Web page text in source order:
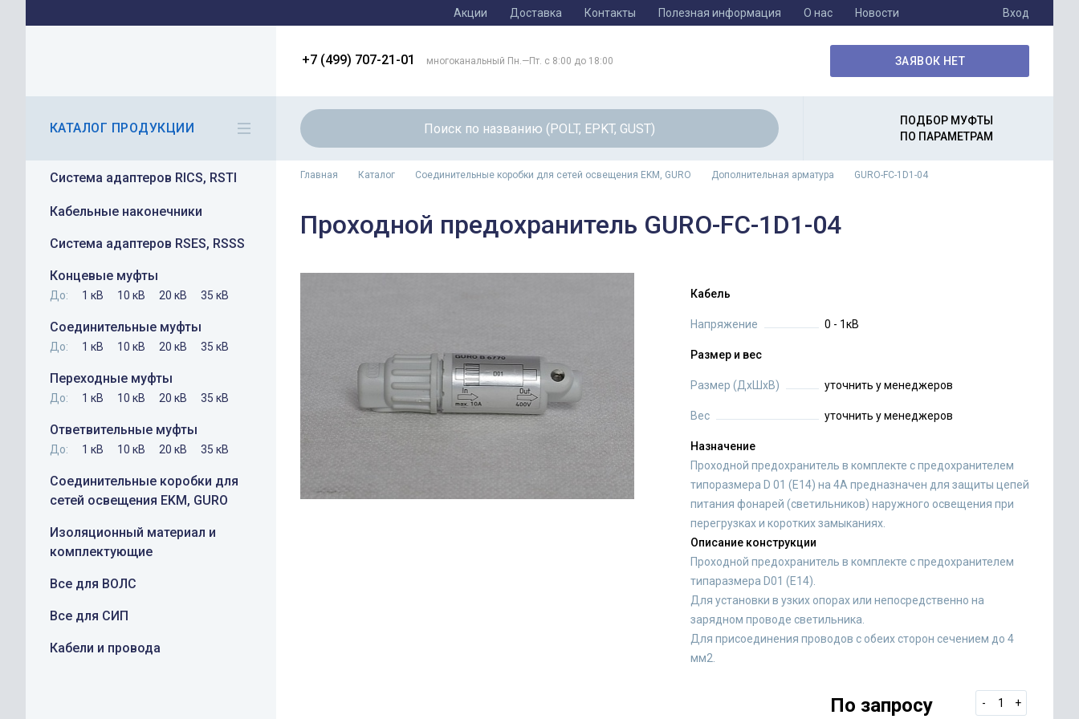
Акции Доставка Контакты Полезная информация О нас Новости Вход
+7 (499) 707-21-01 многоканальный Пн.—Пт. с 8:00 до 18:00 ЗАЯВОК НЕТ
КАТАЛОГ ПРОДУКЦИИ
Система адаптеров RICS, RSTI
Кабельные наконечники
Система адаптеров RSES, RSSS
Концевые муфты
До: 1 кВ 10 кВ 20 кВ 35 кВ
Соединительные муфты
До: 1 кВ 10 кВ 20 кВ 35 кВ
Переходные муфты
До: 1 кВ 10 кВ 20 кВ 35 кВ
Ответвительные муфты
До: 1 кВ 10 кВ 20 кВ 35 кВ
Соединительные коробки для
сетей освещения EKM, GURO
Изоляционный материал и
комплектующие
Все для ВОЛС
Все для СИП
Кабели и провода
ПОДБОР МУФТЫ
ПО ПАРАМЕТРАМ
Главная Каталог Соединительные коробки для сетей освещения EKM, GURO Дополнительная арматура GURO-FC-1D1-04
Проходной предохранитель GURO-FC-1D1-04
Кабель
Напряжение 0 - 1кВ
Размер и вес
Размер (ДхШхВ) уточнить у менеджеров
Вес уточнить у менеджеров
Назначение
Проходной предохранитель в комплекте с предохранителем
типоразмера D 01 (E14) на 4А предназначен для защиты цепей
питания фонарей (светильников) наружного освещения при
перегрузках и коротких замыканиях.
Описание конструкции
Проходной предохранитель в комплекте с предохранителем
типаразмера D01 (E14).
Для установки в узких опорах или непосредственно на
зарядном проводе светильника.
Для присоединения проводов с обеих сторон сечением до 4
мм2.
- +
По запросу